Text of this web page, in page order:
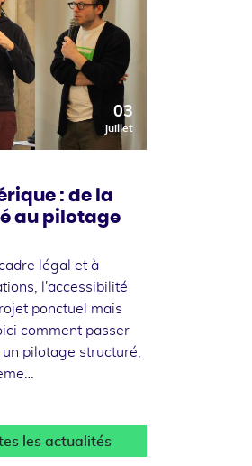
03
juillet
: de la
au pilotage
légal et à
l'accessibilité
ponctuel mais
comment passer
pilotage structuré,
les actualités